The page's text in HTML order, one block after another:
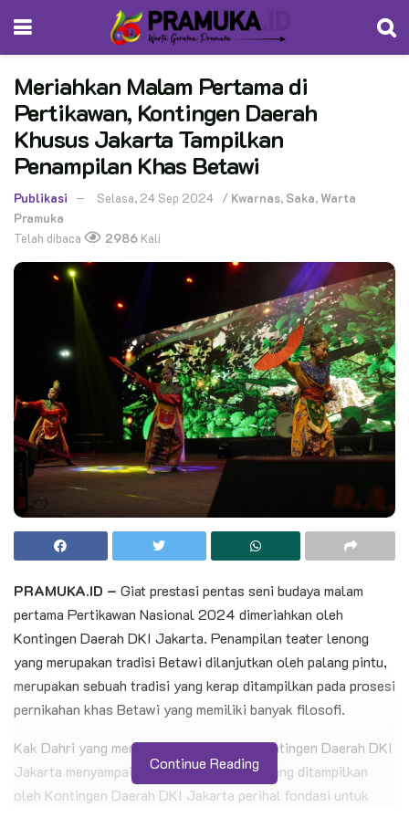
Meriahkan Malam Pertama di
Pertikawan, Kontingen Daerah
Khusus Jakarta Tampilkan
Penampilan Khas Betawi
Publikasi Selasa, 24 Sep 2024 / Kwarnas, Saka,Warta
Pramuka
Telah dibaca
2986 Kali
PRAMUKA.ID – Giat prestasi pentas seni budaya malam
pertama Pertikawan Nasional 2024 dimeriahkan oleh
Kontingen Daerah DKI Jakarta. Penampilan teater lenong
yang merupakan tradisi Betawi dilanjutkan oleh palang pintu,
merupakan sebuah tradisi yang kerap ditampilkan pada prosesi
pernikahan khas Betawi yang memiliki banyak filosofi.
Kak Dahri yang merupakan Bindamping Kontingen Daerah DKI
Jakarta menyampaikan beberapa filosofi yang ditampilkan
oleh Kontingen Daerah DKI Jakarta perihal fondasi untuk
Continue Reading